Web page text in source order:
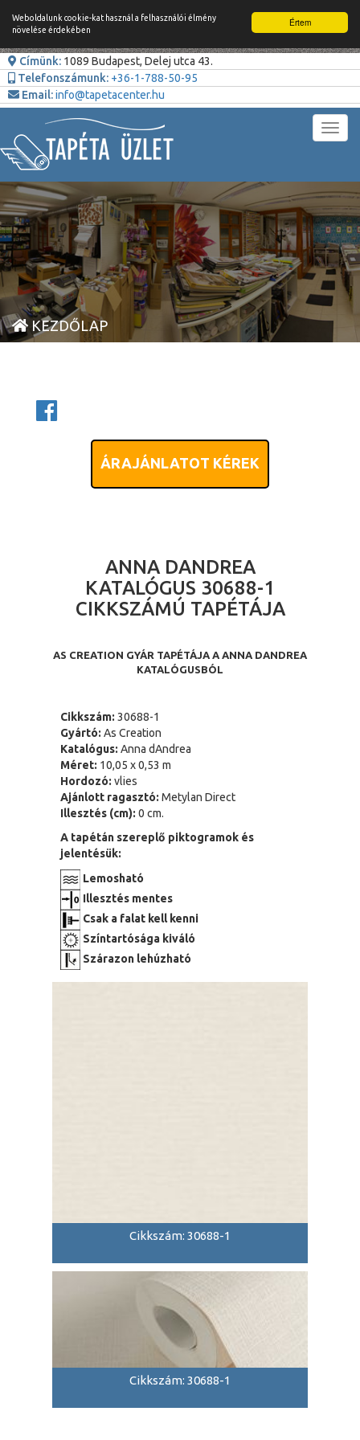
Értem
Weboldalunk cookie-kat használ a felhasználói élmény
növelése érdekében
Címünk: 1089 Budapest, Delej utca 43.
Telefonszámunk: +36-1-788-50-95
Email:info@tapetacenter.hu
KEZDŐLAP
ÁRAJÁNLATOT KÉREK
ANNA DANDREA
KATALÓGUS 30688-1
CIKKSZÁMÚ TAPÉTÁJA
AS CREATION GYÁR TAPÉTÁJA A ANNA DANDREA
KATALÓGUSBÓL
Cikkszám: 30688-1
Gyártó: As Creation
Katalógus: Anna dAndrea
Méret: 10,05 x 0,53 m
Hordozó: vlies
Ajánlott ragasztó: Metylan Direct
Illesztés (cm): 0 cm.
A tapétán szereplő piktogramok és
jelentésük:
Lemosható
Illesztés mentes
Csak a falat kell kenni
Színtartósága kiváló
Szárazon lehúzható
Cikkszám: 30688-1
Cikkszám: 30688-1